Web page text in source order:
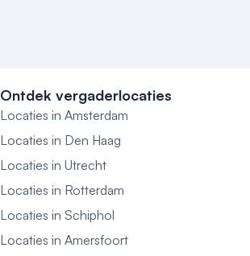
Ontdek vergaderlocaties
Locaties in Amsterdam
Locaties in Den Haag
Locaties in Utrecht
Locaties in Rotterdam
Locaties in Schiphol
Locaties in Amersfoort